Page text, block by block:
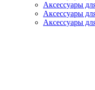
Аксессуары
Аксессуары
Аксессуары